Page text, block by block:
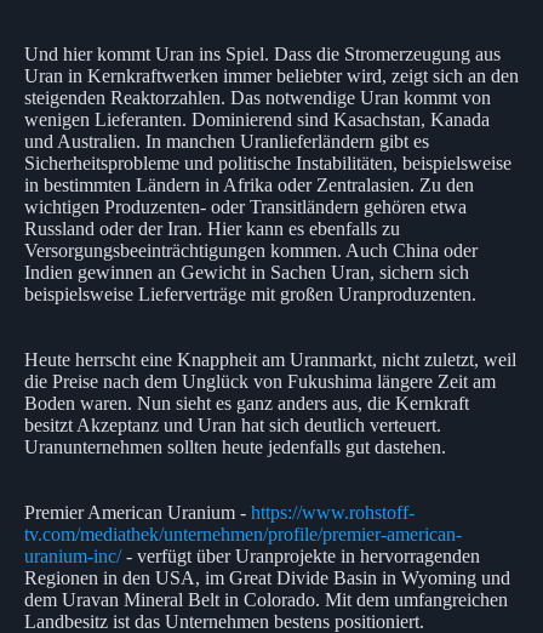
Und hier kommt Uran ins Spiel. Dass die Stromerzeugung aus
Uran in Kernkraftwerken immer beliebter wird, zeigt sich an den
steigenden Reaktorzahlen. Das notwendige Uran kommt von
wenigen Lieferanten. Dominierend sind Kasachstan, Kanada
und Australien. In manchen Uranlieferländern gibt es
Sicherheitsprobleme und politische Instabilitäten, beispielsweise
in bestimmten Ländern in Afrika oder Zentralasien. Zu den
wichtigen Produzenten- oder Transitländern gehören etwa
Russland oder der Iran. Hier kann es ebenfalls zu
Versorgungsbeeinträchtigungen kommen. Auch China oder
Indien gewinnen an Gewicht in Sachen Uran, sichern sich
beispielsweise Lieferverträge mit großen Uranproduzenten.
Heute herrscht eine Knappheit am Uranmarkt, nicht zuletzt, weil
die Preise nach dem Unglück von Fukushima längere Zeit am
Boden waren. Nun sieht es ganz anders aus, die Kernkraft
besitzt Akzeptanz und Uran hat sich deutlich verteuert.
Uranunternehmen sollten heute jedenfalls gut dastehen.
Premier American Uranium - https://www.rohstoff-
tv.com/mediathek/unternehmen/profile/premier-american-
uranium-inc/- verfügt über Uranprojekte in hervorragenden
Regionen in den USA, im Great Divide Basin in Wyoming und
dem Uravan Mineral Belt in Colorado. Mit dem umfangreichen
Landbesitz ist das Unternehmen bestens positioniert.